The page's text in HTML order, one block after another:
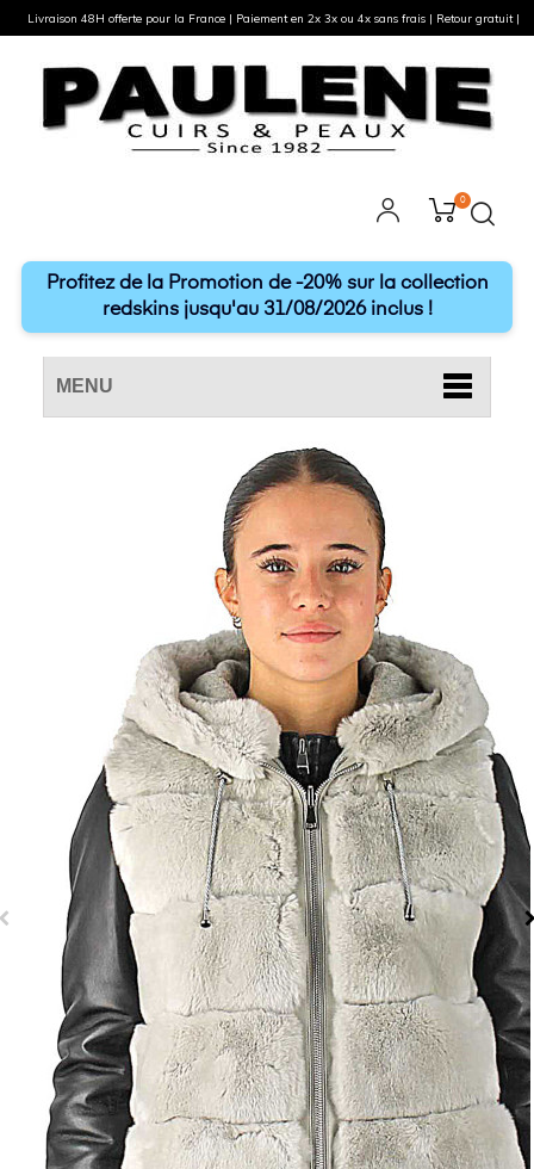
0
Profitez de la Promotion de -20% sur la collection
redskins jusqu'au 31/08/2026 inclus !
MENU
Livraison 48H offerte pour la France | Paiement en 2x 3x ou 4x sans frais | Retour gratuit |